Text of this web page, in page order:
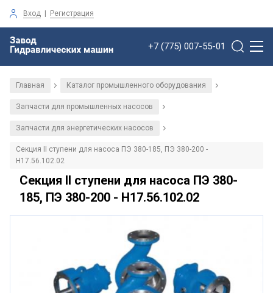
Вход | Регистрация
+7 (775) 007-55-01
Главная / Каталог промышленного оборудования /
Запчасти для промышленных насосов /
Запчасти для энергетических насосов /
Секция II ступени для насоса ПЭ 380-185, ПЭ 380-200 -
Н17.56.102.02
Секция II ступени для насоса ПЭ 380-
185, ПЭ 380-200 - Н17.56.102.02